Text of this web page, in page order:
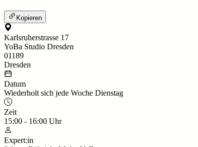
Kopieren
Karlsruherstrasse 17
YoBa Studio Dresden
01189
Dresden
Datum
Wiederholt sich jede Woche Dienstag
Zeit
15:00 - 16:00 Uhr
Expert:in